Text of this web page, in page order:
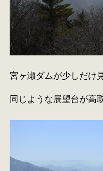
宮ヶ瀬ダムが少しだけ
同じような展望台が高